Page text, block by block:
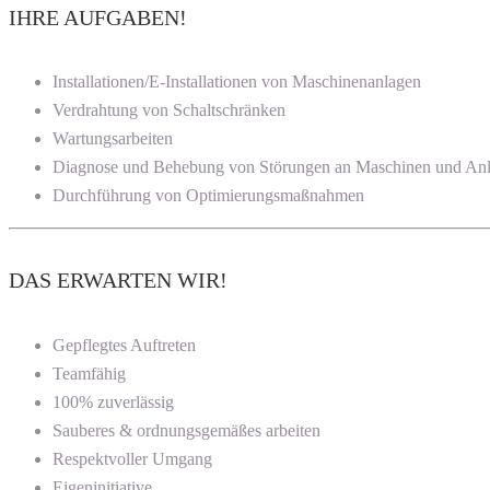
IHRE AUFGABEN!
Installationen/E-Installationen von Maschinenanlagen
Verdrahtung von Schaltschränken
Wartungsarbeiten
Diagnose und Behebung von Störungen an Maschinen und
Durchführung von Optimierungsmaßnahmen
DAS ERWARTEN WIR!
Gepflegtes Auftreten
Teamfähig
100% zuverlässig
Sauberes & ordnungsgemäßes arbeiten
Respektvoller Umgang